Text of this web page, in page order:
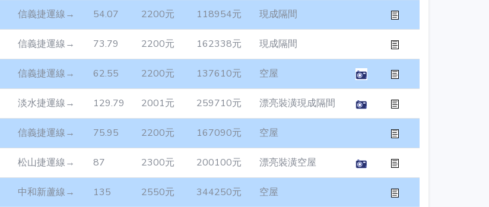
信義捷運線→ 54.07 2200元 118954元 現成隔間
信義捷運線→ 73.79 2200元 162338元 現成隔間
信義捷運線→ 62.55 2200元 137610元 空屋
淡水捷運線→ 129.79 2001元 259710元 漂亮裝潢現成隔間
信義捷運線→ 75.95 2200元 167090元 空屋
松山捷運線→ 87 2300元 200100元 漂亮裝潢空屋
中和新蘆線→ 135 2550元 344250元 空屋